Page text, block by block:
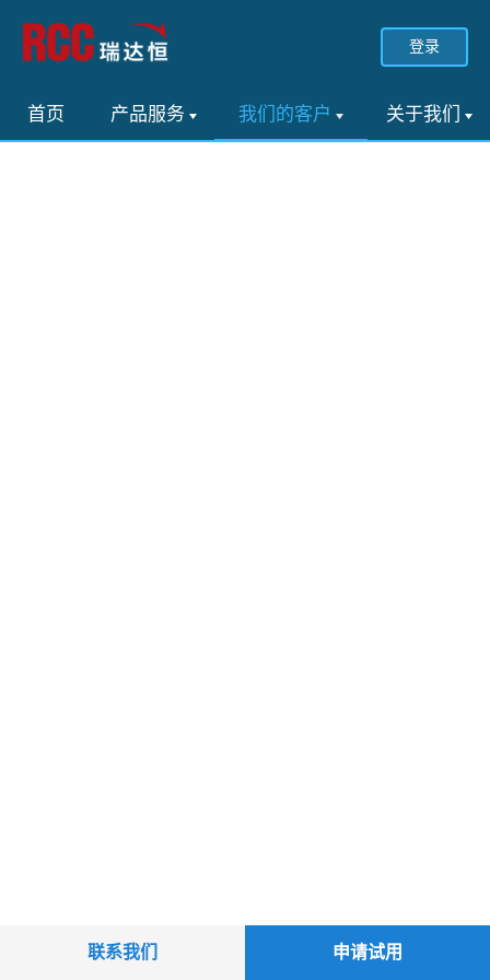
登录
首页 产品服务 我们的客户 关于我们
联系我们 申请试用